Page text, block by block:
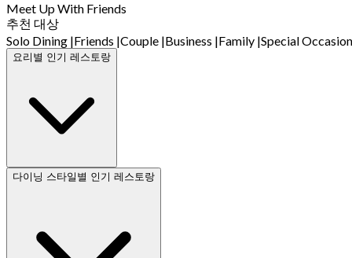
Meet Up With Friends
추천 대상
Solo Dining |Friends |Couple |Business |Family |Special Occasion
요리별 인기 레스토랑
다이닝 스타일별 인기 레스토랑